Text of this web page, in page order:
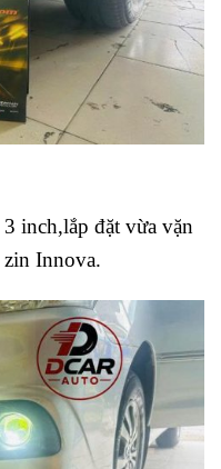
inch,lắp đặt vừa vặn
Innova.